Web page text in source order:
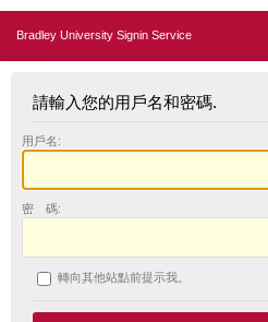
Bradley University Signin Service
請輸入您的用戶名和密碼.
用戶名:
密 碼:
轉向其他站點前提示我。